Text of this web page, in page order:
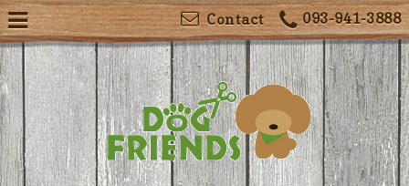
093-941-3888
Contact